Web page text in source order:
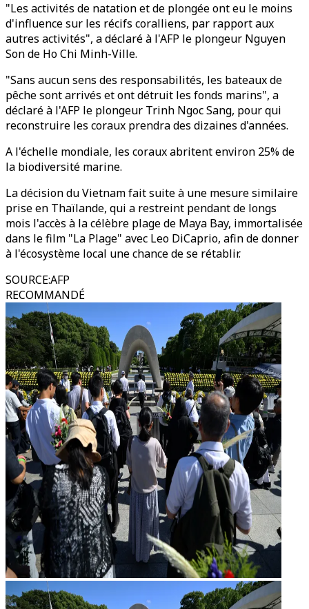
"Les activités de natation et de plongée ont eu le moins
d'influence sur les récifs coralliens, par rapport aux
autres activités", a déclaré à l'AFP le plongeur Nguyen
Son de Ho Chi Minh-Ville.
"Sans aucun sens des responsabilités, les bateaux de
pêche sont arrivés et ont détruit les fonds marins", a
déclaré à l'AFP le plongeur Trinh Ngoc Sang, pour qui
reconstruire les coraux prendra des dizaines d'années.
A l'échelle mondiale, les coraux abritent environ 25% de
la biodiversité marine.
La décision du Vietnam fait suite à une mesure similaire
prise en Thaïlande, qui a restreint pendant de longs
mois l'accès à la célèbre plage de Maya Bay, immortalisée
dans le film "La Plage" avec Leo DiCaprio, afin de donner
à l'écosystème local une chance de se rétablir.
SOURCE:AFP
RECOMMANDÉ